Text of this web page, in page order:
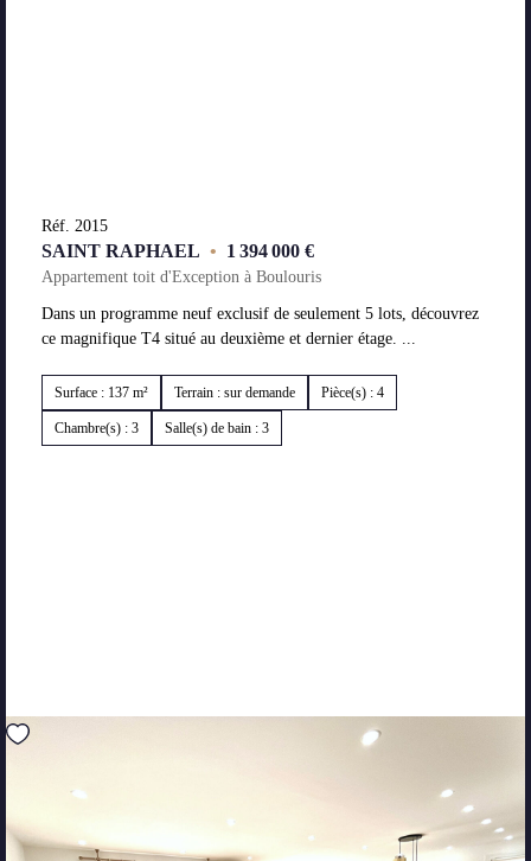
Réf. 2015
SAINT RAPHAEL • 1 394 000 €
Appartement toit d'Exception à Boulouris
Dans un programme neuf exclusif de seulement 5 lots, découvrez
ce magnifique T4 situé au deuxième et dernier étage. ...
Surface : 137 m² Terrain : sur demande Pièce(s) : 4
Chambre(s) : 3 Salle(s) de bain : 3